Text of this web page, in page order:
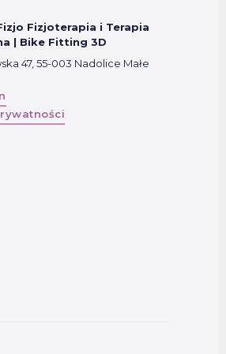
Fizjoterapia i Terapia
| Bike Fitting 3D
47, 55-003 Nadolice Małe